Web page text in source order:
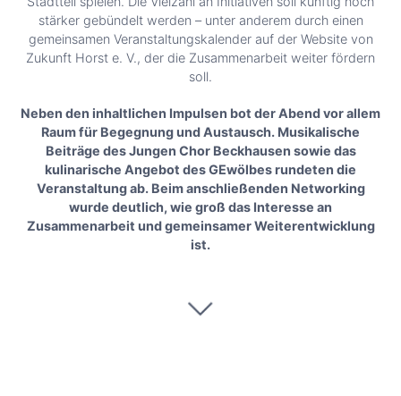
stärker gebündelt werden – unter anderem durch einen
gemeinsamen Veranstaltungskalender auf der Website von
Zukunft Horst e. V., der die Zusammenarbeit weiter fördern
soll.
Neben den inhaltlichen Impulsen bot der Abend vor allem
Raum für Begegnung und Austausch. Musikalische
Beiträge des Jungen Chor Beckhausen sowie das
kulinarische Angebot des GEwölbes rundeten die
Veranstaltung ab. Beim anschließenden Networking
wurde deutlich, wie groß das Interesse an
Zusammenarbeit und gemeinsamer Weiterentwicklung
ist.